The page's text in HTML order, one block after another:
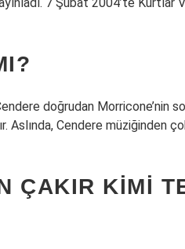
doğrudan Morricone’nin
Aslında, Cendere müziğinden
ÇAKIR KIMI